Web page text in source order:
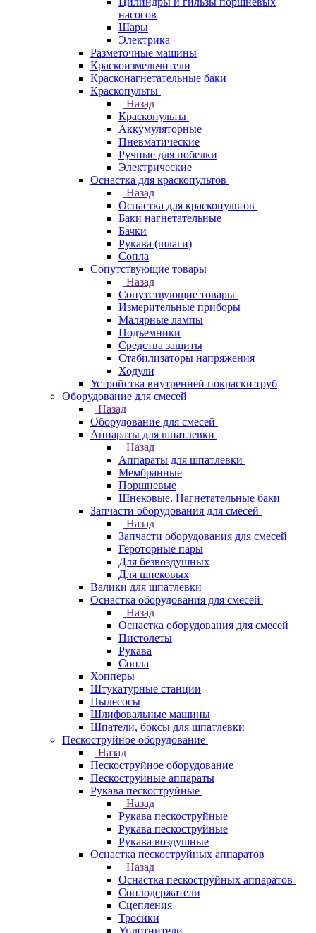
насосов
Шары
Электрика
Разметочные машины
Краскоизмельчители
Красконагнетательные баки
Краскопульты
Назад
Краскопульты
Аккумуляторные
Пневматические
Ручные для побелки
Электрические
Оснастка для краскопультов
Назад
Оснастка для краскопультов
Баки нагнетательные
Бачки
Рукава (шлаги)
Сопла
Сопутствующие товары
Назад
Сопутствующие товары
Измерительные приборы
Малярные лампы
Подъемники
Средства защиты
Стабилизаторы напряжения
Ходули
Устройства внутренней покраски труб
Оборудование для смесей
Назад
Оборудование для смесей
Аппараты для шпатлевки
Назад
Аппараты для шпатлевки
Мембранные
Поршневые
Шнековые. Нагнетательные баки
Запчасти оборудования для смесей
Назад
Запчасти оборудования для смесей
Героторные пары
Для безвоздушных
Для шнековых
Валики для шпатлевки
Оснастка оборудования для смесей
Назад
Оснастка оборудования для смесей
Пистолеты
Рукава
Сопла
Хопперы
Штукатурные станции
Пылесосы
Шлифовальные машины
Шпатели, боксы для шпатлевки
Пескоструйное оборудование
Назад
Пескоструйное оборудование
Пескоструйные аппараты
Рукава пескоструйные
Назад
Рукава пескоструйные
Рукава пескоструйные
Рукава воздушные
Оснастка пескоструйных аппаратов
Назад
Оснастка пескоструйных аппаратов
Соплодержатели
Сцепления
Тросики
Уплотнители